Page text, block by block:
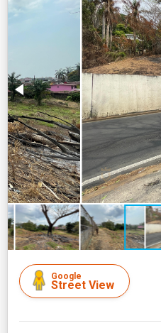
Google
Street View